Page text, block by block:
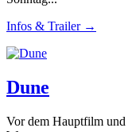
Infos & Trailer →
Dune
Vor dem Hauptfilm